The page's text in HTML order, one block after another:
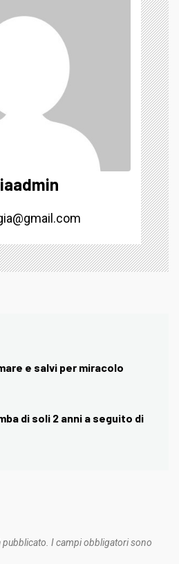
e salvi per miracolo
di soli 2 anni a seguito di
I campi obbligatori sono